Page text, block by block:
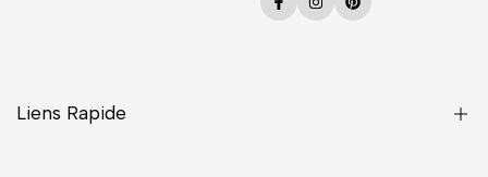
Facebook
InstagramPinterest
Liens Rapide